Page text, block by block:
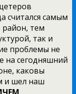
считался самым
тем
так и
проблемы не
на сегодняшний
каковы
и шел наш